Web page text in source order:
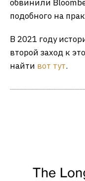
обвинили
подобного на
В 2021 году
второй заход к
найти вот тут.